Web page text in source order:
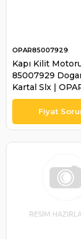
Kapı Kilit
85007929
Kartal Slx |
85007929
OPAR85007929